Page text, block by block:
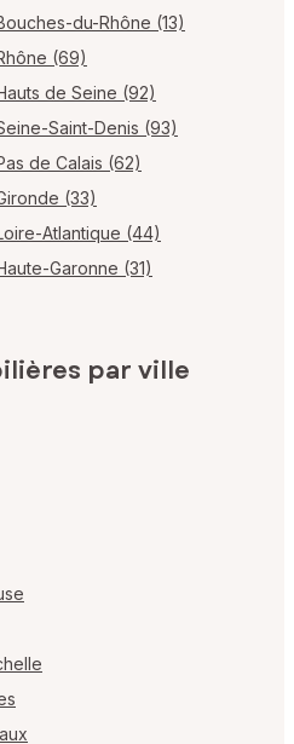
du-Rhône (13)
(69)
de Seine (92)
Saint-Denis (93)
de Calais (62)
(33)
Atlantique (44)
Garonne (31)
par ville